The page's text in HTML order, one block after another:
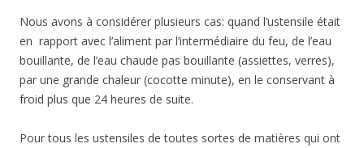
Nous avons à considérer plusieurs cas: quand l’ustensile était
en rapport avec l’aliment par l’intermédiaire du feu, de l’eau
bouillante, de l’eau chaude pas bouillante (assiettes, verres),
par une grande chaleur (cocotte minute), en le conservant à
froid plus que 24 heures de suite.
Pour tous les ustensiles de toutes sortes de matières qui ont